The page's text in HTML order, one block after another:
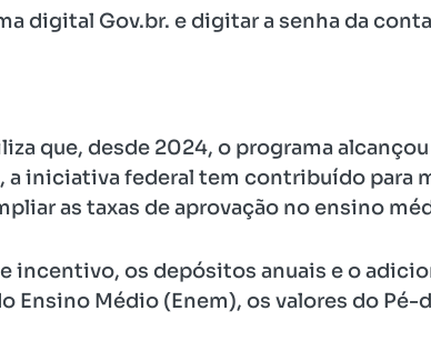
digital Gov.br. e digitar a senha da
que, desde 2024, o programa
a iniciativa federal tem contribuído para
as taxas de aprovação no ensino
incentivo, os depósitos anuais e o
Ensino Médio (Enem), os valores do Pé-